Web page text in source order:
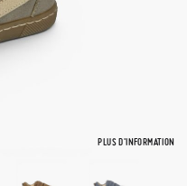
PLUS D'INFORMATION